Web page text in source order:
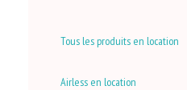
Tous les produits en location
Airless en location